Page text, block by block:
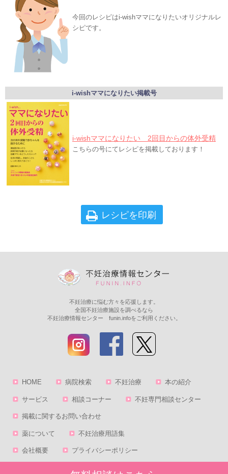
今回のレシピはi-wishママになりたいオリジナルレ
シピです。
i-wishママになりたい掲載号
i-wishママになりたい 2回目からの体外受精
こちらの号にてレシピを掲載しております！
レシピを印刷
不妊治療に悩む方々を応援します。
全国不妊治療施設を調べるなら
不妊治療情報センター funin.infoをご利用ください。
HOME 病院検索 不妊治療 本の紹介
サービス 相談コーナー 不妊専門相談センター
掲載に関するお問い合わせ
薬について 不妊治療用語集
会社概要 プライバシーポリシー